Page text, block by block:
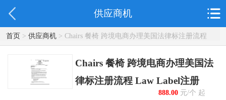
供应商机
首页> 供应商机> Chairs 餐椅 跨境电商办理美国法律标注册流程
Law Label注册
Chairs 餐椅 跨境电商办理美国法
律标注册流程 Law Label注册
888.00元/个 起